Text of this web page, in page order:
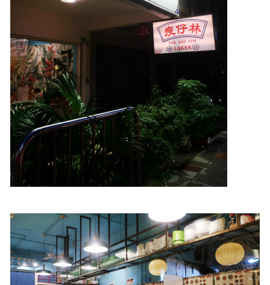
創意出版服務
歷史區
關於Yilan
個人著作
活動實況記錄
媒體報導一覽
訂閱電子報